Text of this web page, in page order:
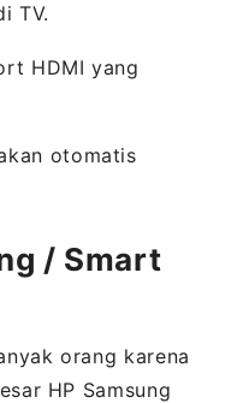
TV.
HDMI yang
otomatis
/ Smart
orang karena
HP Samsung